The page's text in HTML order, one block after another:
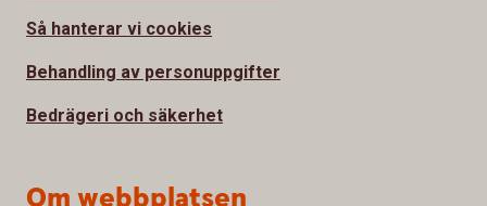
Så hanterar vi cookies
Behandling av personuppgifter
Bedrägeri och säkerhet